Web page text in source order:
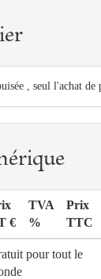
, seul l'achat de
€
TVA
%
Prix
TTC
pour tout le